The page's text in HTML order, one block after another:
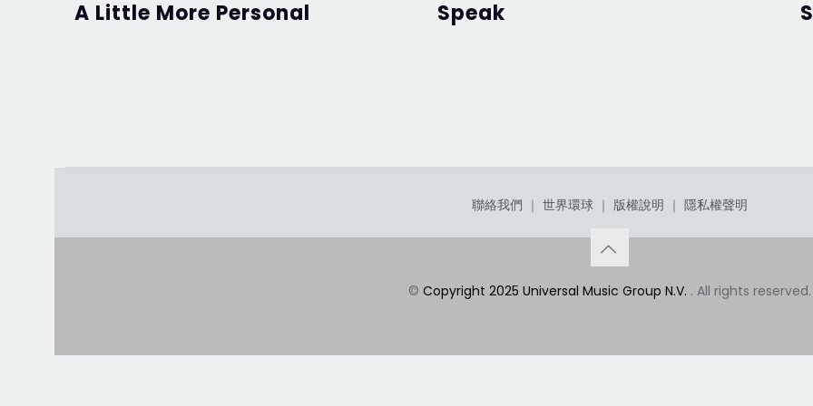
A Little More Personal Speak
聯絡我們 ｜ 世界環球｜ 版權說明 ｜ 隱私權聲明
© Copyright 2025 Universal Music Group N.V. . All rights reserved.